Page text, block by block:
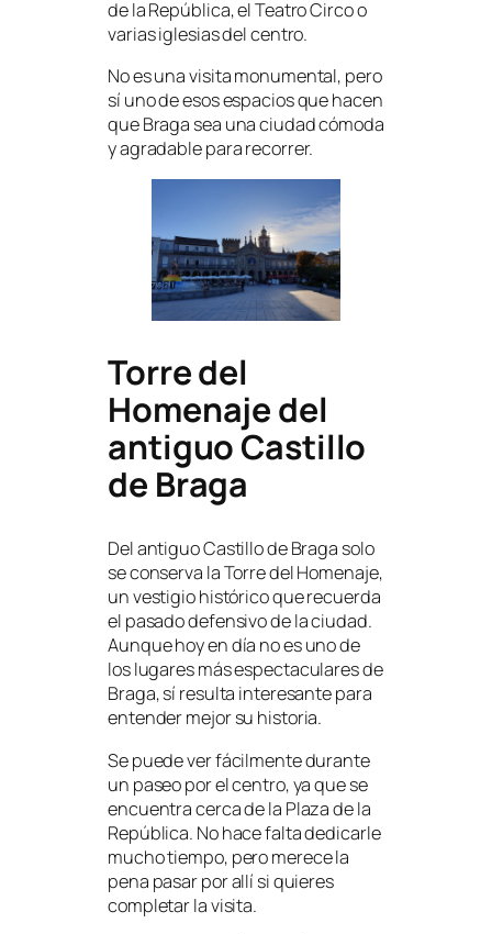
de la República, el Teatro Circo o
varias iglesias del centro.
No es una visita monumental, pero
sí uno de esos espacios que hacen
que Braga sea una ciudad cómoda
y agradable para recorrer.
Torre del
Homenaje del
antiguo Castillo
de Braga
Del antiguo Castillo de Braga solo
se conserva la Torre del Homenaje,
un vestigio histórico que recuerda
el pasado defensivo de la ciudad.
Aunque hoy en día no es uno de
los lugares más espectaculares de
Braga, sí resulta interesante para
entender mejor su historia.
Se puede ver fácilmente durante
un paseo por el centro, ya que se
encuentra cerca de la Plaza de la
República. No hace falta dedicarle
mucho tiempo, pero merece la
pena pasar por allí si quieres
completar la visita.